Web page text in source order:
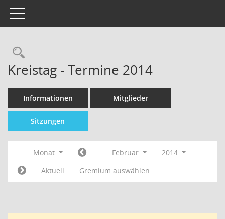
Toggle navigation
Kreistag - Termine 2014
Informationen Mitglieder
Sitzungen
Monat Februar
2014
Aktuell
Gremium auswählen